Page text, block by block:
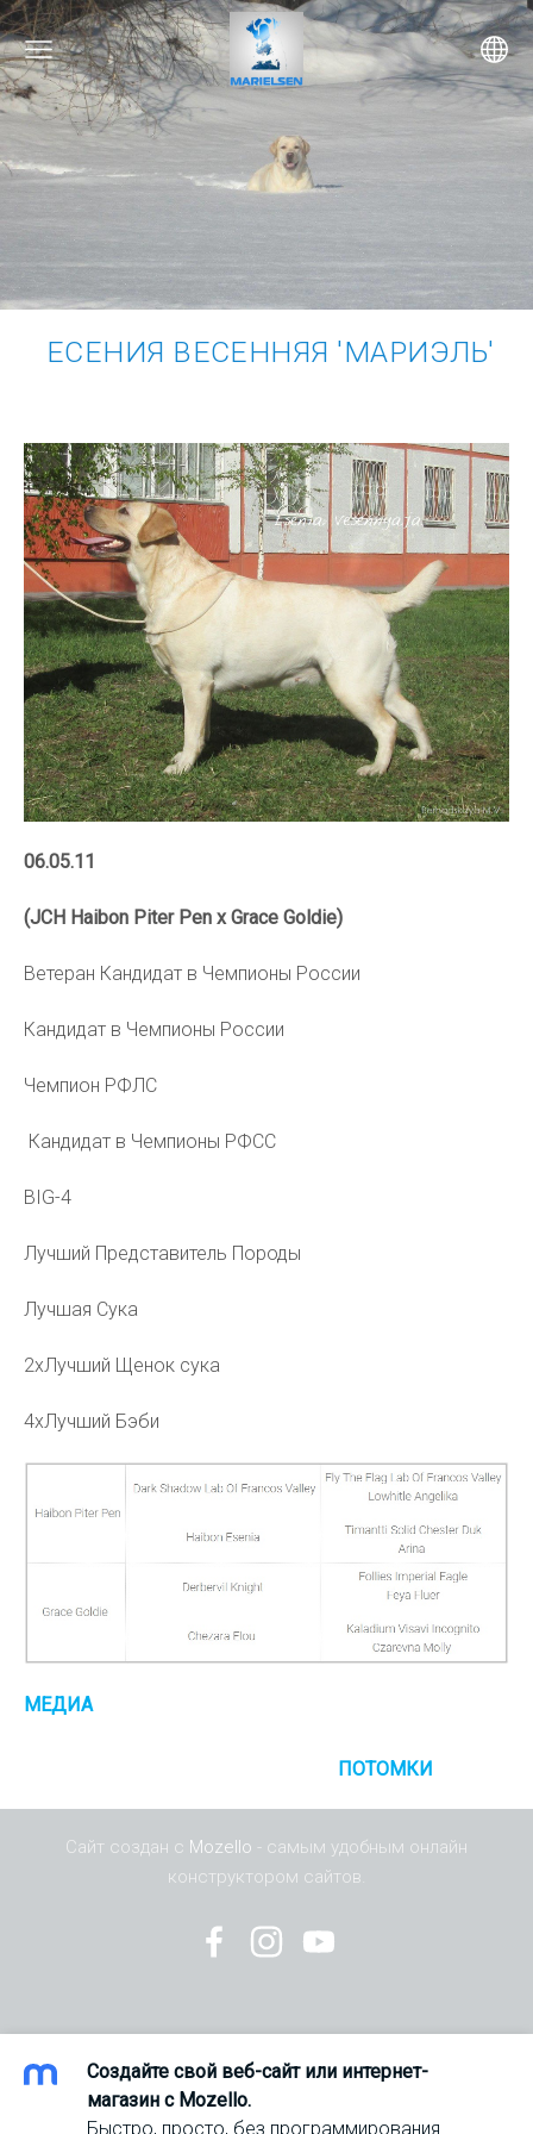
ЕСЕНИЯ ВЕСЕННЯЯ 'МАРИЭЛЬ'
06.05.11
(JCH Haibon Piter Pen x Grace Goldie)
Ветеран Кандидат в Чемпионы России
Кандидат в Чемпионы России
Чемпион РФЛС
Кандидат в Чемпионы РФСС
BIG-4
Лучший Представитель Породы
Лучшая Сука
2хЛучший Щенок сука
4хЛучший Бэби
МЕДИА
ПОТОМКИ
Сайт создан с Mozello - самым удобным онлайн
конструктором сайтов.
Создайте свой веб-сайт или интернет-
магазин с Mozello.
Быстро, просто, без программирования.